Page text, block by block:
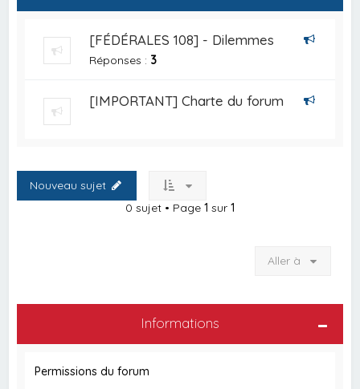
[FÉDÉRALES 108] - Dilemmes
Réponses : 3
[IMPORTANT] Charte du forum
Nouveau sujet
0 sujet • Page 1 sur 1
Aller à
Informations
Permissions du forum